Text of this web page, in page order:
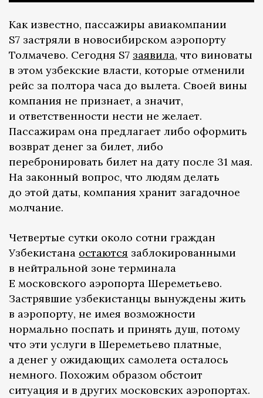
Как известно, пассажиры авиакомпании
S7 застряли в новосибирском аэропорту
Толмачево. Сегодня S7 заявила, что виноваты
в этом узбекские власти, которые отменили
рейс за полтора часа до вылета. Своей вины
компания не признает, а значит,
и ответственности нести не желает.
Пассажирам она предлагает либо оформить
возврат денег за билет, либо
перебронировать билет на дату после 31 мая.
На законный вопрос, что людям делать
до этой даты, компания хранит загадочное
молчание.
Четвертые сутки около сотни граждан
Узбекистана остаются заблокированными
в нейтральной зоне терминала
Е московского аэропорта Шереметьево.
Застрявшие узбекистанцы вынуждены жить
в аэропорту, не имея возможности
нормально поспать и принять душ, потому
что эти услуги в Шереметьево платные,
а денег у ожидающих самолета осталось
немного. Похожим образом обстоит
ситуация и в других московских аэропортах.